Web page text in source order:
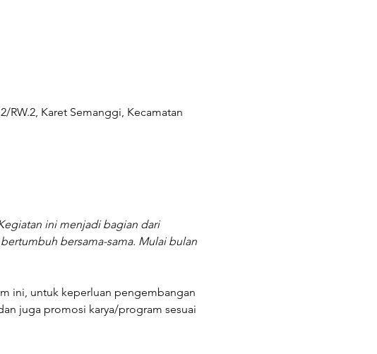
RW.2, Karet Semanggi, Kecamatan
ini menjadi bagian dari
bersama-sama. Mulai bulan
ini, untuk keperluan pengembangan
juga promosi karya/program sesuai